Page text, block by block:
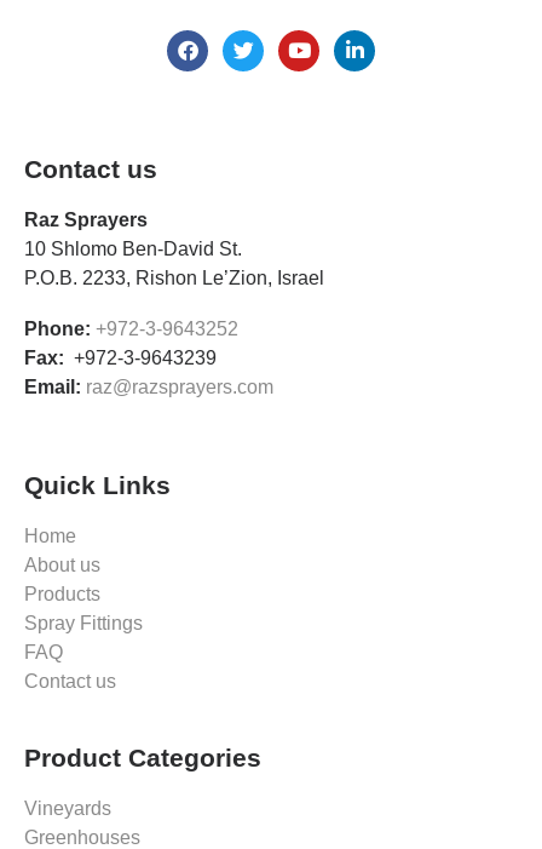
Contact us
Raz Sprayers
10 Shlomo Ben-David St.
P.O.B. 2233, Rishon Le’Zion, Israel
Phone: +972-3-9643252
Fax: +972-3-9643239
Email: raz@razsprayers.com
Quick Links
Home
About us
Products
Spray Fittings
FAQ
Contact us
Product Categories
Vineyards
Greenhouses